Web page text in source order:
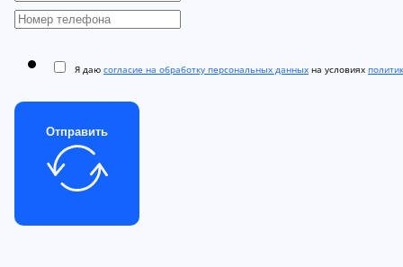
Я даю согласие на обработку персональных данных на условиях
Отправить